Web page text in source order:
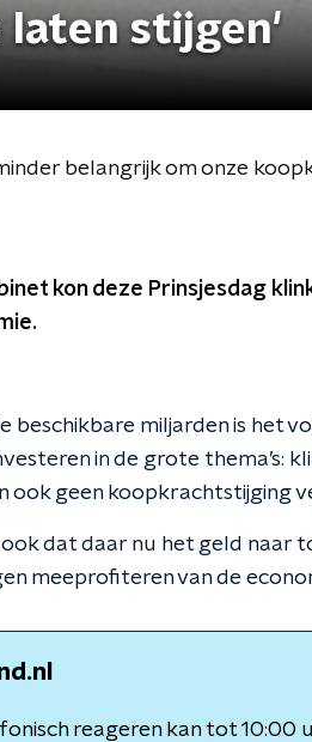
stijgen'
belangrijk om onze
kon deze Prinsjesdag
beschikbare miljarden is het
in de grote thema’s:
ook geen koopkrachtstijging
dat daar nu het geld naar
meeprofiteren van de
reageren kan tot 10:00